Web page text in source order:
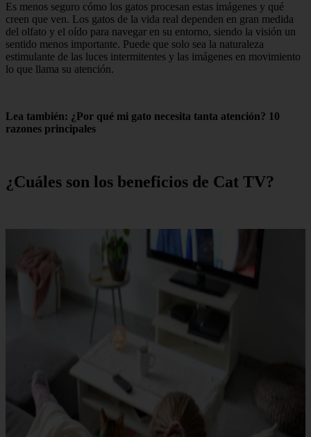
Es menos seguro cómo los gatos procesan estas imágenes y qué
creen que ven. Los gatos de la vida real dependen en gran medida
del olfato y el oído para navegar en su entorno, siendo la visión un
sentido menos importante. Puede que solo sea la naturaleza
estimulante de las luces intermitentes y las imágenes en movimiento
lo que llama su atención.
Lea también: ¿Por qué mi gato necesita tanta atención? 10
razones principales
¿Cuáles son los beneficios de Cat TV?